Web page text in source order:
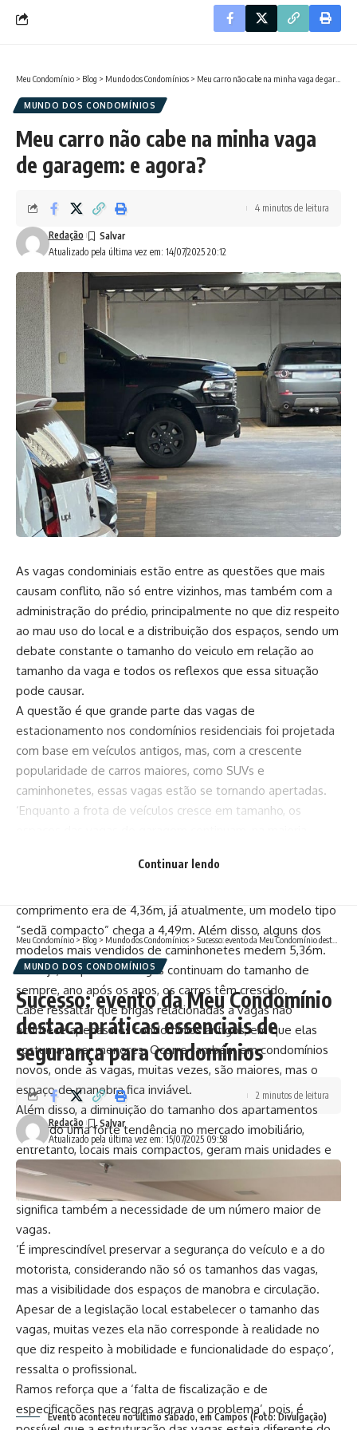
Meu Condomínio > Blog > Mundo dos Condomínios > Meu carro não cabe na minha vaga de garagem: e agora?
MUNDO DOS CONDOMÍNIOS
Meu carro não cabe na minha vaga
de garagem: e agora?
Atualizado pela última vez em: 14/07/2025 20:12
Redação
4 minutos de leitura
As vagas condominiais estão entre as questões que mais
causam conflito, não só entre vizinhos, mas também com a
administração do prédio, principalmente no que diz respeito
ao mau uso do local e a distribuição dos espaços, sendo um
debate constante o tamanho do veiculo em relação ao
tamanho da vaga e todos os reflexos que essa situação
pode causar.
A questão é que grande parte das vagas de
estacionamento nos condomínios residenciais foi projetada
com base em veículos antigos, mas, com a crescente
popularidade de carros maiores, como SUVs e
caminhonetes, essas vagas estão se tornando apertadas.
‘Enquanto a frota de veículos cresce em tamanho, os
explica Fábio Ramos, diretor-geral da Plenno Arquitetura.
comprimento era de 4,36m, já atualmente, um modelo tipo
“sedã compacto” chega a 4,49m. Além disso, alguns dos
modelos mais vendidos de caminhonetes medem 5,36m.
Ou seja, enquanto as vagas continuam do tamanho de
sempre, ano após os anos, os carros têm crescido.
Cabe ressaltar que brigas relacionadas a vagas não
acontece apenas nos condomínios antigos, em que elas
costumam ser menores. Ocorre também em condomínios
novos, onde as vagas, muitas vezes, são maiores, mas o
espaço de manobra fica inviável.
Além disso, a diminuição do tamanho dos apartamentos
tem sido uma forte tendência no mercado imobiliário,
entretanto, locais mais compactos, geram mais unidades e
por isso, as construtoras procuram aproveitar ao máximo a
área destinada ao estacionamento, afinal, mais unidades
significa também a necessidade de um número maior de
vagas.
‘É imprescindível preservar a segurança do veículo e a do
motorista, considerando não só os tamanhos das vagas,
mas a visibilidade dos espaços de manobra e circulação.
Apesar de a legislação local estabelecer o tamanho das
vagas, muitas vezes ela não corresponde à realidade no
que diz respeito à mobilidade e funcionalidade do espaço’,
ressalta o profissional.
Ramos reforça que a ‘falta de fiscalização e de
especificações nas regras agrava o problema’, pois, é
Continuar lendo
Meu Condomínio> Blog > Mundo dos Condomínios > Sucesso: evento da Meu Condomínio destaca práticas essenciais de segurança para condomínios
MUNDO DOS CONDOMÍNIOS
Sucesso: evento da Meu Condomínio
destaca práticas essenciais de
segurança para condomínios
Atualizado pela última vez em: 15/07/2025 09:58
Redação
2 minutos de leitura
Evento aconteceu no último sábado, em Campos (Foto: Divulgação)